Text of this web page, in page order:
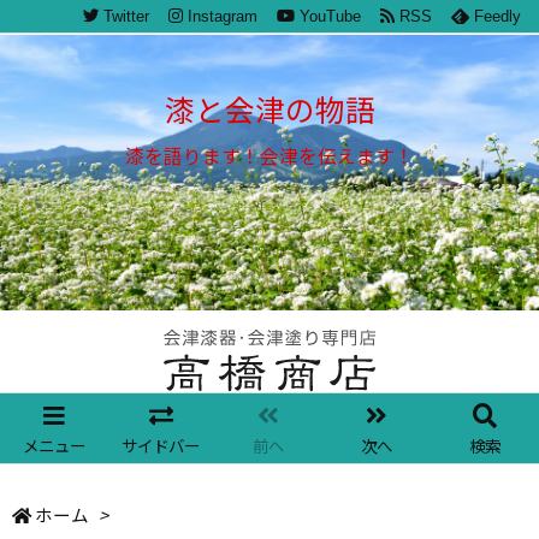
漆と会津の物語
漆を語ります！会津を伝えます！
メニュー サイドバー 前へ 次へ 検索
Twitter Instagram YouTube RSS Feedly
ホーム >